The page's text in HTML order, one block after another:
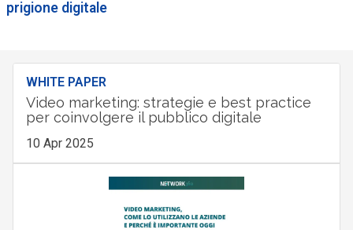
prigione digitale
WHITE PAPER
Video marketing: strategie e best practice
per coinvolgere il pubblico digitale
10 Apr 2025